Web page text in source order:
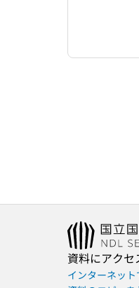
資料にアク
インターネッ